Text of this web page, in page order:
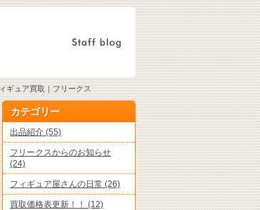
ギュア買取｜フリークス
カテゴリー
出品紹介 (55)
フリークスからのお知らせ
(24)
フィギュア屋さんの日常 (26)
買取価格表更新！！ (12)